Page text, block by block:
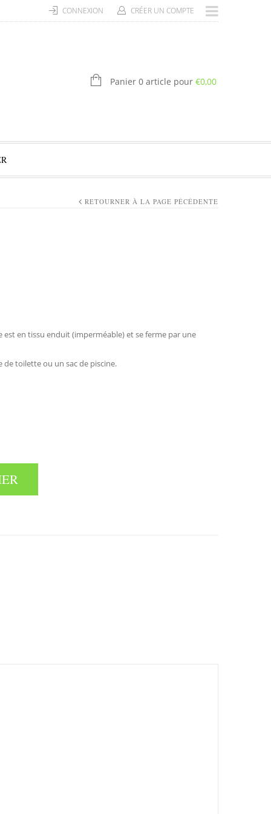
CONNEXION CRÉER UN COMPTE
Panier 0 article pour €0,00
RETOURNER À LA PAGE PÉCÉDENTE
est en tissu enduit (imperméable) et se ferme par une
de toilette ou un sac de piscine.